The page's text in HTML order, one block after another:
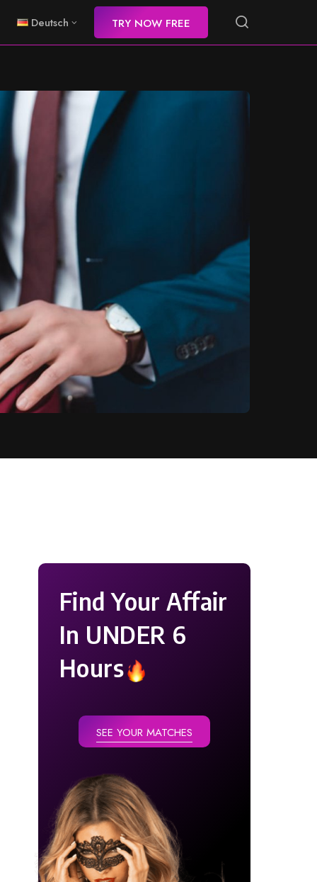
Deutsch TRY NOW FREE
Find Your Affair
In UNDER 6
Hours
SEE YOUR MATCHES